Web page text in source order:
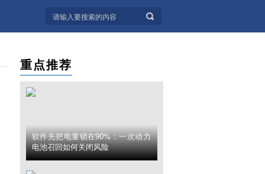
重点推荐
软件先把电量锁在90%：一次动力
电池召回如何关闭风险